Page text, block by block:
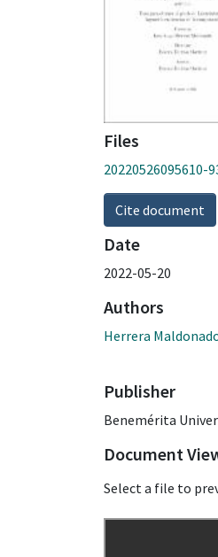
Files
20220526095610-
Cite document
Date
2022-05-20
Authors
Herrera
Publisher
Benemérita
Document
Select a file to